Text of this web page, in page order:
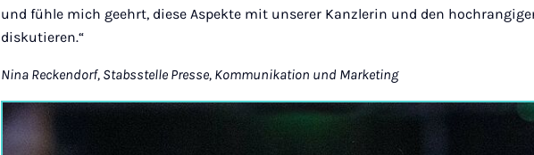
und fühle mich geehrt, diese Aspekte mit unserer Kanzlerin und den
diskutieren.“
Nina Reckendorf, Stabsstelle Presse, Kommunikation und Marketing